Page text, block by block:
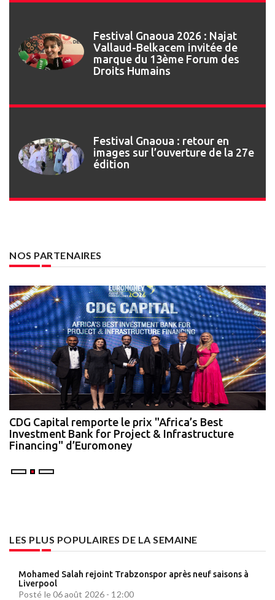
Festival Gnaoua 2026 : Najat
Vallaud-Belkacem invitée de
marque du 13ème Forum des
Droits Humains
Festival Gnaoua : retour en
images sur l’ouverture de la 27e
édition
NOS PARTENAIRES
CDG Capital remporte le prix "Africa’s Best
Investment Bank for Project & Infrastructure
Financing" d’Euromoney
LES PLUS POPULAIRES DE LA SEMAINE
Mohamed Salah rejoint Trabzonspor après neuf saisons à
Liverpool
Posté le 06 août 2026 - 12:00